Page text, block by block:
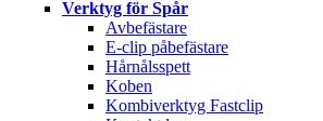
Verktyg för Spår
Avbefästare
E-clip påbefästare
Hårnålsspett
Koben
Kombiverktyg Fastclip